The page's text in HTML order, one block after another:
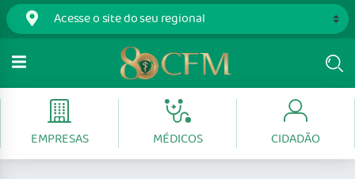
EMPRESAS MÉDICOS CIDADÃO